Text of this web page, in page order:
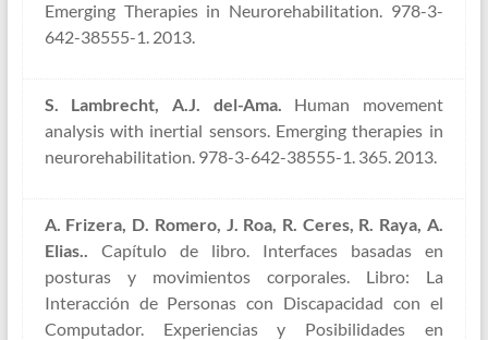
Emerging Therapies in Neurorehabilitation. 978-3-
642-38555-1. 2013.
S. Lambrecht, A.J. del-Ama. Human movement
analysis with inertial sensors. Emerging therapies in
neurorehabilitation. 978-3-642-38555-1. 365. 2013.
A. Frizera, D. Romero, J. Roa, R. Ceres, R. Raya, A.
Elias.. Capítulo de libro. Interfaces basadas en
posturas y movimientos corporales. Libro: La
Interacción de Personas con Discapacidad con el
Computador. Experiencias y Posibilidades en